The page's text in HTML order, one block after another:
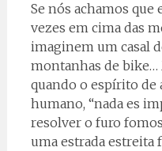
Se nós achamos que
vezes em cima das
imaginem um casal
montanhas de bike…
quando o espírito de
humano, “nada es
resolver o furo
uma estrada estreita